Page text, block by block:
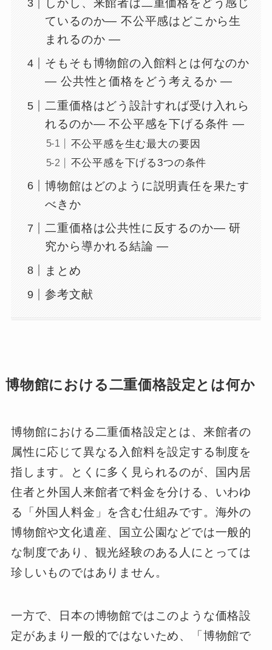
しかし、来館者は二重価格をどう感じ
ているのか― 不公平感はどこから生
まれるのか ―
そもそも博物館の入館料とは何なのか
― 公共性と価格をどう考えるか ―
二重価格はどう設計すれば受け入れら
れるのか― 不公平感を下げる条件 ―
不公平感を生む最大の要因
不公平感を下げる3つの条件
博物館はどのように説明責任を果たす
べきか
二重価格は公共性に反するのか― 研
究から導かれる結論 ―
まとめ
参考文献
博物館における二重価格設定とは何か
博物館における二重価格設定とは、来館者の
属性に応じて異なる入館料を設定する制度を
指します。とくに多く見られるのが、国内居
住者と外国人来館者で料金を分ける、いわゆ
る「外国人料金」を含む仕組みです。海外の
博物館や文化遺産、国立公園などでは一般的
な制度であり、観光経験のある人にとっては
珍しいものではありません。
一方で、日本の博物館ではこのような価格設
定があまり一般的ではないため、「博物館で